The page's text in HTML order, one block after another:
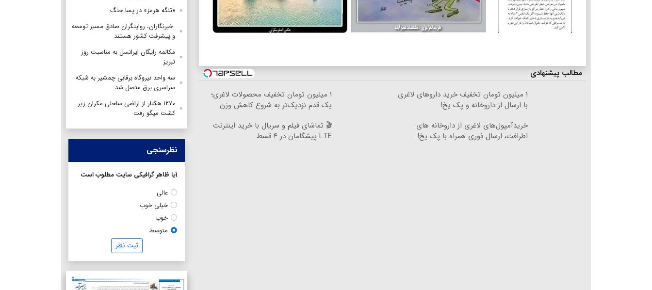
مطالب پیشنهادی
۱ میلیون تومان تخفیف خرید داروهای لاغری
با ارسال از داروخانه و پک یخ!
۱ میلیون تومان تخفیف محصولات لاغری؛
یک قدم نزدیک‌تر به شروع کاهش وزن
خریدآمپول‌های لاغری از داروخانه های
اطرافت، ارسال فوری همراه با پک یخ!
🎬 تماشای فیلم و سریال با خرید اینترنت
LTE پیشگامان در ۴ قسط
«تنگه هرمز» در پسا جنگ
‌ خبرنگاران، روایتگران صادق مسیر توسعه
و پیشرفت کشور هستند
مکالمه رایگان ایرانسل به مناسبت روز
تبریز
سه واحد نیروگاه برقابی چمشیر به شبکه
سراسری برق متصل شد
۱۲۷۰ هکتار از اراضی ساحلی مکران زیر
کشت میگو رفت
نظرسنجی
آیا ظاهر گرافیکی سایت مطلوب است
عالی
خیلی خوب
خوب
متوسط
ثبت نظر